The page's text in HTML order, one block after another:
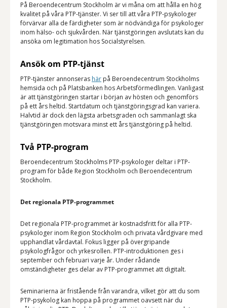
På Beroendecentrum Stockholm är vi måna om att hålla en hög
kvalitet på våra PTP-tjänster. Vi ser till att våra PTP-psykologer
förvärvar alla de färdigheter som är nödvändiga för psykologer
inom hälso- och sjukvården. När tjänstgöringen avslutats kan du
ansöka om legitimation hos Socialstyrelsen.
Ansök om PTP-tjänst
PTP-tjänster annonseras här på Beroendecentrum Stockholms
hemsida och på Platsbanken hos Arbetsförmedlingen. Vanligast
är att tjänstgöringen startar i början av hösten och genomförs
på ett års heltid. Startdatum och tjänstgöringsgrad kan variera.
Halvtid är dock den lägsta arbetsgraden och sammanlagt ska
tjänstgöringen motsvara minst ett års tjänstgöring på heltid.
Två PTP-program
Beroendecentrum Stockholms PTP-psykologer deltar i PTP-
program för både Region Stockholm och Beroendecentrum
Stockholm.
Det regionala PTP-programmet
Det regionala PTP-programmet är kostnadsfritt för alla PTP-
psykologer inom Region Stockholm och privata vårdgivare med
upphandlat vårdavtal. Fokus ligger på övergripande
psykologfrågor och yrkesrollen. PTP-introduktionen ges i
september och februari varje år. Under rådande
omständigheter ges delar av PTP-programmet att digitalt.
Seminarierna är fristående från varandra, vilket gör att du som
PTP-psykolog kan hoppa på programmet oavsett när du